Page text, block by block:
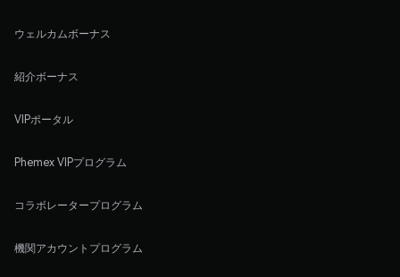
ウェルカムボーナス
紹介ボーナス
VIPポータル
Phemex VIPプログラム
コラボレータープログラム
機関アカウントプログラム